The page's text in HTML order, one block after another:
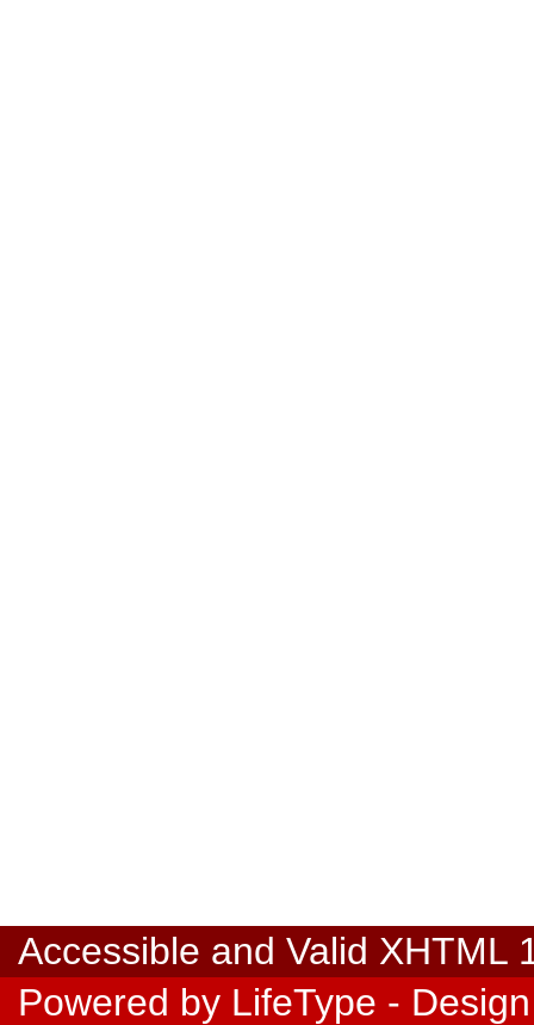
Accessible and Valid XHTML
Powered by LifeType -